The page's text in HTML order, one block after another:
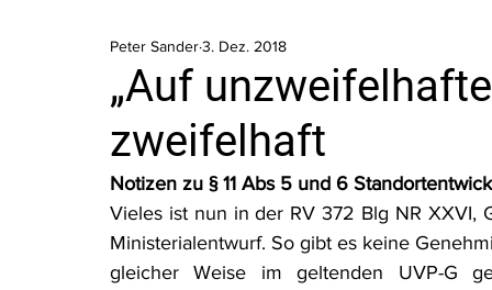
Beihilfen und Förderungen Chemikalienrecht
Luftreinhalterecht Naturschutzrecht
Tierschutzrecht
„Auf
zweifelhaft
Peter Sander3. Dez. 2018
Notizen zu § 11 Abs 5 und 6
Vieles ist nun in der RV 372 Blg NR XXVI,
Ministerialentwurf. So gibt es keine
gleicher Weise im geltenden UVP-G